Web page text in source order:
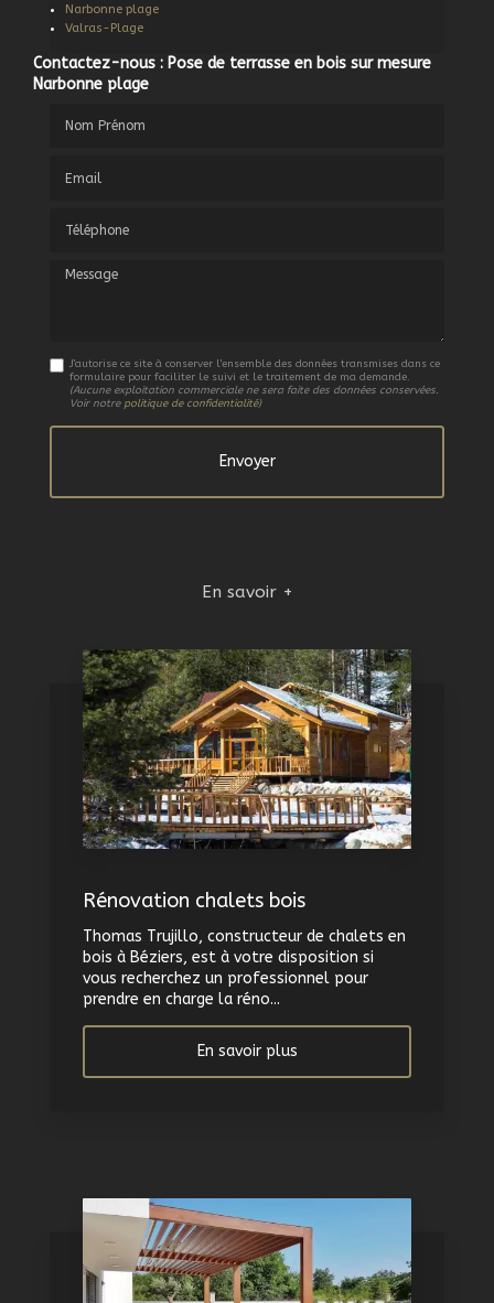
Narbonne plage
Valras-Plage
Contactez-nous : Pose de terrasse en bois sur mesure
Narbonne plage
Message
J'autorise ce site à conserver l'ensemble des données transmises dans ce
formulaire pour faciliter le suivi et le traitement de ma demande.
(Aucune exploitation commerciale ne sera faite des données conservées.
Voir notre politique de confidentialité)
En savoir +
Rénovation chalets bois
Thomas Trujillo, constructeur de chalets en
bois à Béziers, est à votre disposition si
vous recherchez un professionnel pour
prendre en charge la réno...
En savoir plus